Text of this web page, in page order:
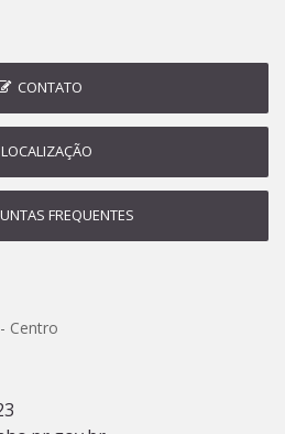
CONTATO
FREQUENTES
Centro